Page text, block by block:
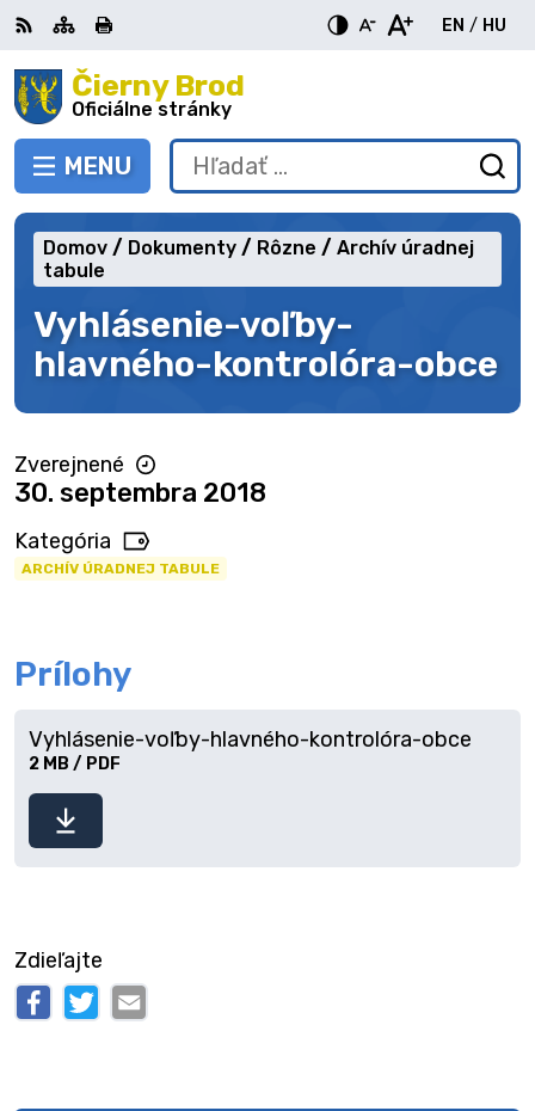
Preskočiť
na
obsah Čierny Brod
Oficiálne stránky
PREPNÚŤ
MENU
RSS MapaTlačiť
EN
English
/ HU
Hľadať:
Vyhlásenie-voľby-
hlavného-kontrolóra-obce
Domov Dokumenty Rôzne
Archív úradnej
tabule
Zverejnené
30. septembra 2018
Kategória
ARCHÍV ÚRADNEJ TABULE
Prílohy
Stiahnuť
súbor
Vyhlásenie-voľby-hlavného-kontrolóra-obce
2 MB / PDF
Zdieľajte